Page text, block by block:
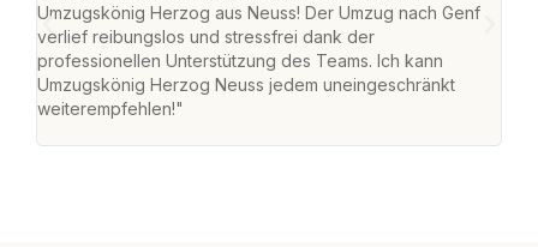
Umzugskönig Herzog aus Neuss! Der Umzug nach Genf
verlief reibungslos und stressfrei dank der
professionellen Unterstützung des Teams. Ich kann
Umzugskönig Herzog Neuss jedem uneingeschränkt
weiterempfehlen!"